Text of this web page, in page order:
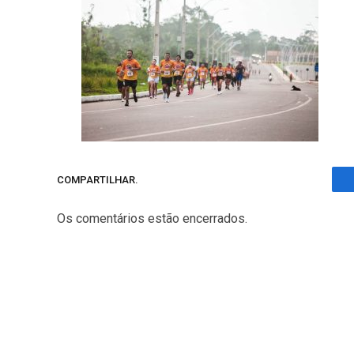
COMPARTILHAR.
Os comentários estão encerrados.